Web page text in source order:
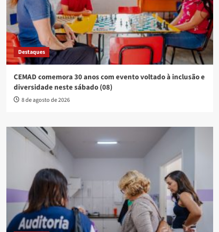
Destaques
CEMAD comemora 30 anos com evento voltado à inclusão e
diversidade neste sábado (08)
8 de agosto de 2026